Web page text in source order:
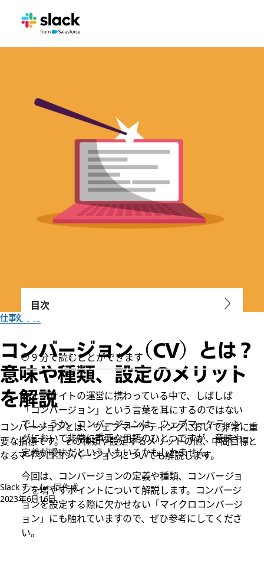
仕事効率化
コンバージョン（CV）とは？
意味や種類、設定のメリット
を解説
コンバージョンとは、ウェブマーケティングにおいて非常に重
要な指標です。その種類や設定するメリットの他、中間目標と
なるマイクロコンバージョンについても解説します。
Slack チーム一同作成
2023年6月16日
目次
9 分で読むことができます
ウェブサイトの運営に携わっている中で、しばしば
「コンバージョン」という言葉を耳にするのではない
でしょうか。コンバージョンは、ウェブマーケティン
グにおいて非常に重要な用語のひとつですが、意味や
定義が曖昧だという人もいるかもしれません。
今回は、コンバージョンの定義や種類、コンバージョ
ンを増やすポイントについて解説します。コンバージ
ョンを設定する際に欠かせない「マイクロコンバージ
ョン」にも触れていますので、ぜひ参考にしてくださ
い。